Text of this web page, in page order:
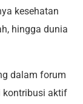
kesehatan
hingga dunia
dalam forum
kontribusi aktif